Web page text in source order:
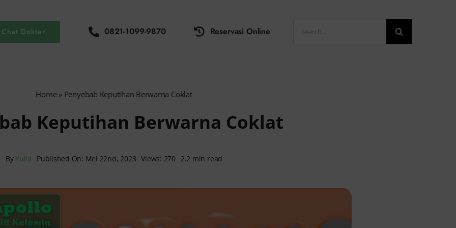
Chat Dokter 0821-1099-9870 Reservasi Online
for:
Home» Penyebab Keputihan Berwarna Coklat
Keputihan Berwarna Coklat
ByYulia Published On: Mei 22nd, 2023 Views: 270 2.2 min read